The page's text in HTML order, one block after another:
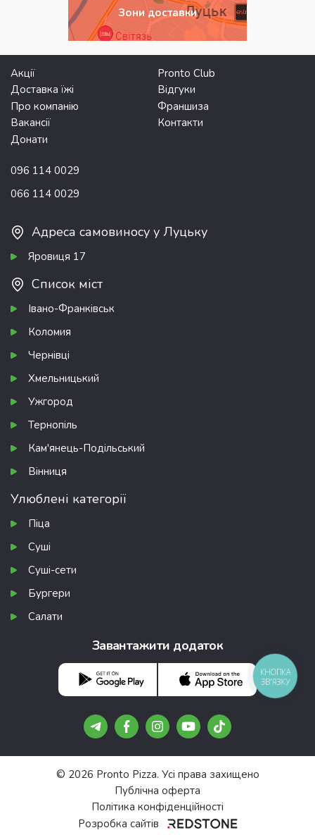
Зони доставки
Акції
Pronto Club
Доставка їжі
Відгуки
Про компанію
Франшиза
Вакансії
Контакти
Донати
096 114 0029
066 114 0029
Адреса самовиносу у Луцьку
Яровиця 17
Список міст
Івано-Франківськ
Коломия
Чернівці
Хмельницький
Ужгород
Тернопіль
Кам'янець-Подільський
Вінниця
Улюблені категорії
Піца
Суші
Суші-сети
Бургери
Салати
Завантажити додаток
© 2026 Pronto Pizza. Усі права захищено
Публічна оферта
Політика конфіденційності
Розробка сайтів
КНОПКА
ЗВ'ЯЗКУ